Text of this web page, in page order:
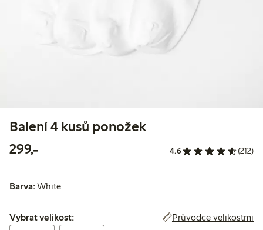
Balení 4 kusů ponožek
299,-299,00 Kč 4.6 (212)
Barva:White
Vybrat velikost:
Vybrat velikost: Průvodce velikostmi